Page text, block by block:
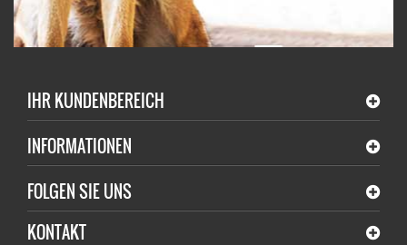
IHR KUNDENBEREICH
INFORMATIONEN
FOLGEN SIE UNS
KONTAKT